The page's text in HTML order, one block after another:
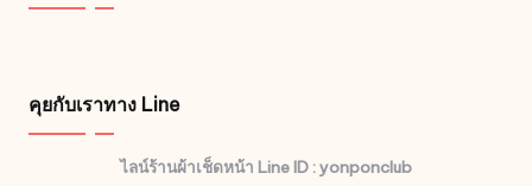
คุยกับเราทาง Line
ไลน์ร้านผ้าเช็ดหน้า Line ID : yonponclub